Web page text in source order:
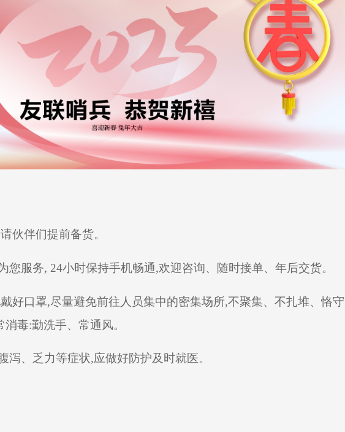
伙伴们提前备货。
您服务, 24小时保持手机畅通,欢迎咨询、随时接单、年后交货。
好口罩,尽量避免前往人员集中的密集场所,不聚集、不扎堆、恪
毒:勤洗手、常通风。
、乏力等症状,应做好防护及时就医。